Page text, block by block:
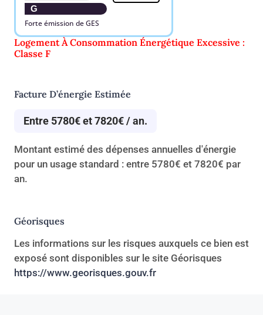
G
Forte émission de GES
Logement À Consommation Énergétique Excessive :
Classe F
Facture D’énergie Estimée
Entre 5780€ et 7820€ / an.
Montant estimé des dépenses annuelles d'énergie
pour un usage standard : entre 5780€ et 7820€ par
an.
Géorisques
Les informations sur les risques auxquels ce bien est
exposé sont disponibles sur le site Géorisques
https://www.georisques.gouv.fr